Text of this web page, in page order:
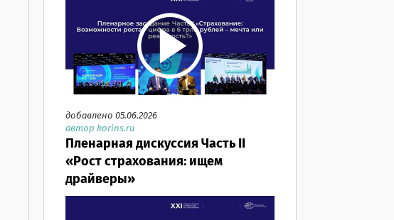
добавлено 05.06.2026
автор korins.ru
Пленарная дискуссия Часть II
«Рост страхования: ищем
драйверы»